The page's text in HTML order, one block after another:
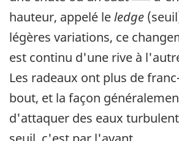
hauteur, appelé leledge
légères variations, ce
est continu d'une rive à
Les radeaux ont plus de
bout, et la façon
d'attaquer des eaux